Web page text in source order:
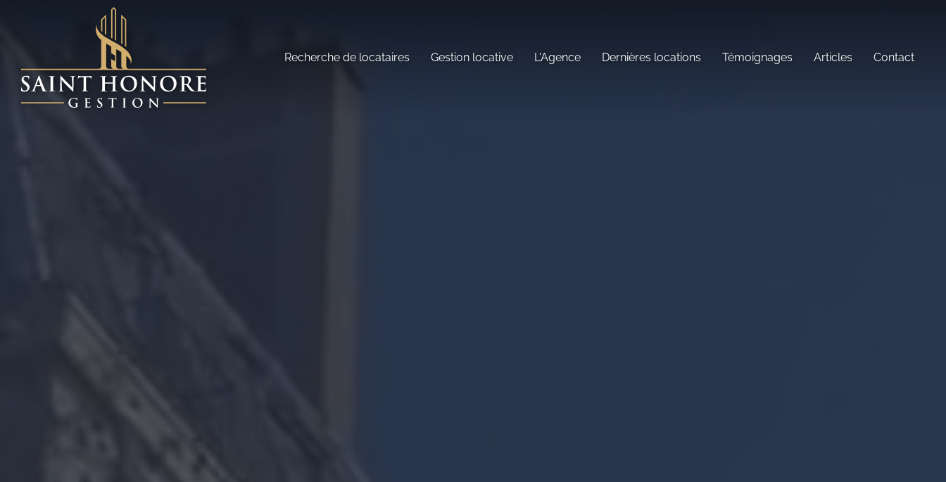
Recherche de locataires Gestion locative L'Agence Dernières locations Témoignages Articles Contact